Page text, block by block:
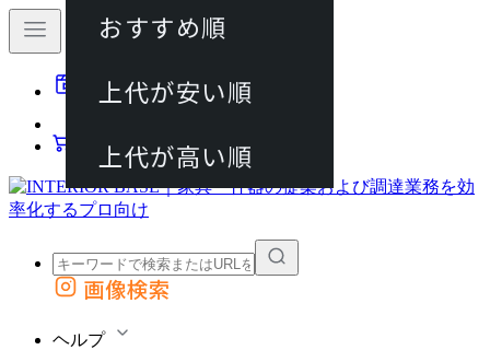
動画マニュアル
カート
外部サイトの商品をカートに追加
画像検索
ヘルプ
おすすめ順
上代が安い順
上代が高い順